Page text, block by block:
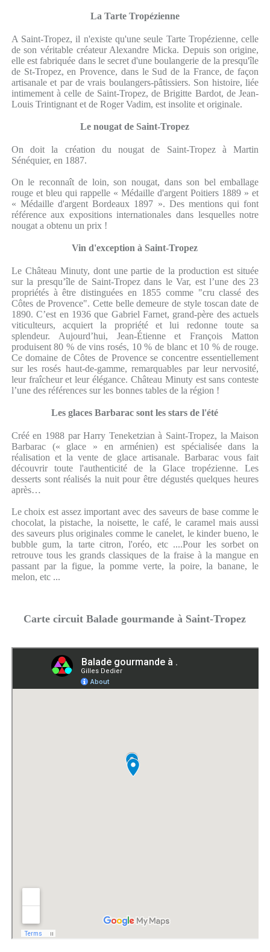
La Tarte Tropézienne
A Saint-Tropez, il n'existe qu'une seule Tarte Tropézienne, celle
de son véritable créateur Alexandre Micka. Depuis son origine,
elle est fabriquée dans le secret d'une boulangerie de la presqu'île
de St-Tropez, en Provence, dans le Sud de la France, de façon
artisanale et par de vrais boulangers-pâtissiers. Son histoire, liée
intimement à celle de Saint-Tropez, de Brigitte Bardot, de Jean-
Louis Trintignant et de Roger Vadim, est insolite et originale.
Le nougat de Saint-Tropez
On doit la création du nougat de Saint-Tropez à Martin
Sénéquier, en 1887.
On le reconnaît de loin, son nougat, dans son bel emballage
rouge et bleu qui rappelle « Médaille d'argent Poitiers 1889 » et
« Médaille d'argent Bordeaux 1897 ». Des mentions qui font
référence aux expositions internationales dans lesquelles notre
nougat a obtenu un prix !
Vin d'exception à Saint-Tropez
Le Château Minuty, dont une partie de la production est située
sur la presqu’île de Saint-Tropez dans le Var, est l’une des 23
propriétés à être distinguées en 1855 comme "cru classé des
Côtes de Provence". Cette belle demeure de style toscan date de
1890. C’est en 1936 que Gabriel Farnet, grand-père des actuels
viticulteurs, acquiert la propriété et lui redonne toute sa
splendeur. Aujourd’hui, Jean-Étienne et François Matton
produisent 80 % de vins rosés, 10 % de blanc et 10 % de rouge.
Ce domaine de Côtes de Provence se concentre essentiellement
sur les rosés haut-de-gamme, remarquables par leur nervosité,
leur fraîcheur et leur élégance. Château Minuty est sans conteste
l’une des références sur les bonnes tables de la région !
Les glaces Barbarac sont les stars de l'été
Créé en 1988 par Harry Teneketzian à Saint-Tropez, la Maison
Barbarac (« glace » en arménien) est spécialisée dans la
réalisation et la vente de glace artisanale. Barbarac vous fait
découvrir toute l'authenticité de la Glace tropézienne. Les
desserts sont réalisés la nuit pour être dégustés quelques heures
après…
Le choix est assez important avec des saveurs de base comme le
chocolat, la pistache, la noisette, le café, le caramel mais aussi
des saveurs plus originales comme le canelet, le kinder bueno, le
bubble gum, la tarte citron, l'oréo, etc ....Pour les sorbet on
retrouve tous les grands classiques de la fraise à la mangue en
passant par la figue, la pomme verte, la poire, la banane, le
melon, etc ...
Carte circuit Balade gourmande à Saint-Tropez